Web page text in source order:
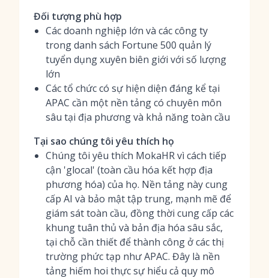
Đối tượng phù hợp
Các doanh nghiệp lớn và các công ty
trong danh sách Fortune 500 quản lý
tuyển dụng xuyên biên giới với số lượng
lớn
Các tổ chức có sự hiện diện đáng kể tại
APAC cần một nền tảng có chuyên môn
sâu tại địa phương và khả năng toàn cầu
Tại sao chúng tôi yêu thích họ
Chúng tôi yêu thích MokaHR vì cách tiếp
cận 'glocal' (toàn cầu hóa kết hợp địa
phương hóa) của họ. Nền tảng này cung
cấp AI và bảo mật tập trung, mạnh mẽ để
giám sát toàn cầu, đồng thời cung cấp các
khung tuân thủ và bản địa hóa sâu sắc,
tại chỗ cần thiết để thành công ở các thị
trường phức tạp như APAC. Đây là nền
tảng hiếm hoi thực sự hiểu cả quy mô